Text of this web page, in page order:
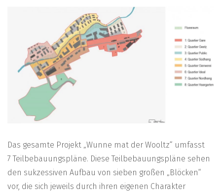
Das gesamte Projekt „Wunne mat der Wooltz“ umfasst
7 Teilbebauungspläne. Diese Teilbebauungspläne sehen
den sukzessiven Aufbau von sieben großen „Blöcken“
vor, die sich jeweils durch ihren eigenen Charakter